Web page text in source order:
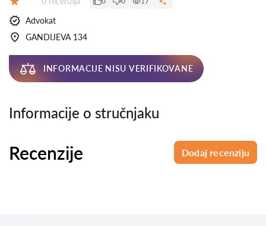
Advokat
GANDIJEVA 134
INFORMACIJE NISU VERIFIKOVANE
Informacije o stručnjaku
Recenzije Dodaj recenziju